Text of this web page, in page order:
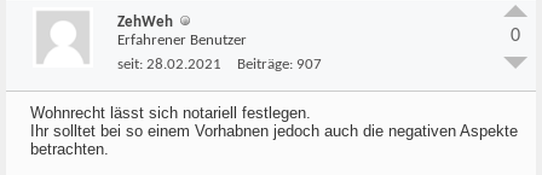
ZehWeh
Erfahrener Benutzer
seit: 28.02.2021 Beiträge: 907
0
Wohnrecht lässt sich notariell festlegen.
Ihr solltet bei so einem Vorhabnen jedoch auch die negativen Aspekte
betrachten.